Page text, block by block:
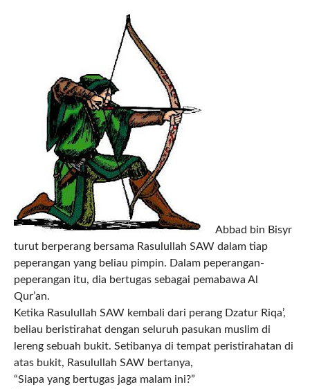
Abbad bin Bisyr
turut berperang bersama Rasulullah SAW dalam tiap
peperangan yang beliau pimpin. Dalam peperangan-
peperangan itu, dia bertugas sebagai pemabawa Al
Qur’an.
Ketika Rasulullah SAW kembali dari perang Dzatur Riqa’,
beliau beristirahat dengan seluruh pasukan muslim di
lereng sebuah bukit. Setibanya di tempat peristirahatan di
atas bukit, Rasulullah SAW bertanya,
“Siapa yang bertugas jaga malam ini?”